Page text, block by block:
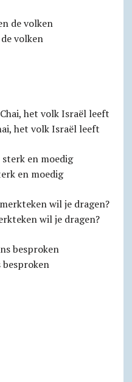
volken
het volk Israël leeft
en moedig
wil je dragen?
besproken